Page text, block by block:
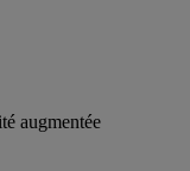
augmentée